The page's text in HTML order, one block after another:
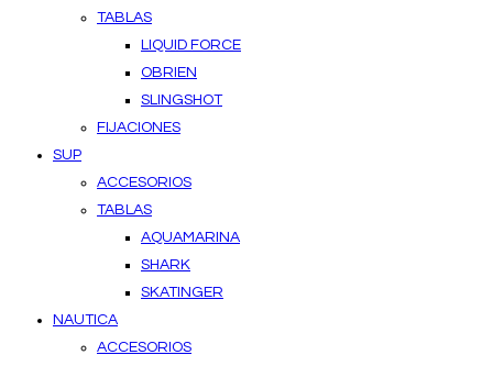
TABLAS
LIQUID FORCE
OBRIEN
SLINGSHOT
FIJACIONES
SUP
ACCESORIOS
TABLAS
AQUAMARINA
SHARK
SKATINGER
NAUTICA
ACCESORIOS